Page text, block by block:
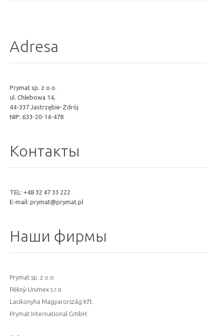
Adresa
Prymat sp. z o.o.
ul. Chlebowa 14,
44-337 Jastrzębie-Zdrój
NIP: 633-20-14-478
Контакты
TEL: +48 32 47 33 222
E-mail: prymat@prymat.pl
Наши фирмы
Prymat sp. z o.o.
Pěkný-Unimex s.r.o.
Lacikonyha Magyarország Kft.
Prymat International GmbH